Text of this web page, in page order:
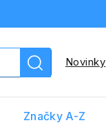
Novinky
Značky A-Z